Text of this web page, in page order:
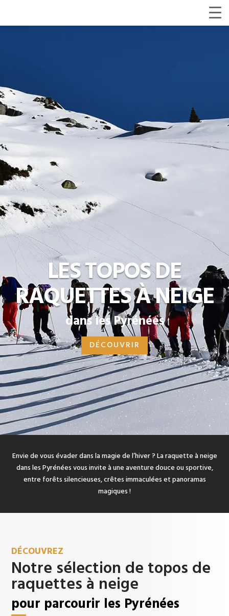
LES TOPOS DE
RAQUETTES À NEIGE
dans les Pyrénées
DÉCOUVRIR
Envie de vous évader dans la magie de l’hiver ? La raquette à neige
dans les Pyrénées vous invite à une aventure douce ou sportive,
entre forêts silencieuses, crêtes immaculées et panoramas
magiques !
DÉCOUVREZ
Notre sélection de topos de
raquettes à neige
pour parcourir les Pyrénées